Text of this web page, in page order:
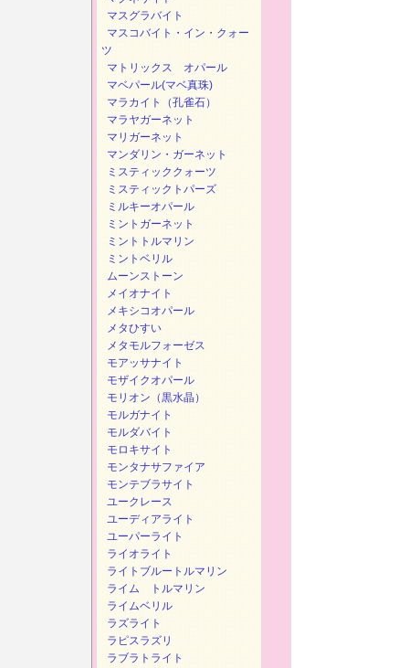
マスグラバイト
マスコバイト・イン・クォー
ツ
マトリックス オパール
マベパール(マベ真珠)
マラカイト（孔雀石）
マラヤガーネット
マリガーネット
マンダリン・ガーネット
ミスティッククォーツ
ミスティックトパーズ
ミルキーオパール
ミントガーネット
ミントトルマリン
ミントベリル
ムーンストーン
メイオナイト
メキシコオパール
メタひすい
メタモルフォーゼス
モアッサナイト
モザイクオパール
モリオン（黒水晶）
モルガナイト
モルダバイト
モロキサイト
モンタナサファイア
モンテブラサイト
ユークレース
ユーディアライト
ユーパーライト
ライオライト
ライトブルートルマリン
ライム トルマリン
ライムベリル
ラズライト
ラピスラズリ
ラブラトライト